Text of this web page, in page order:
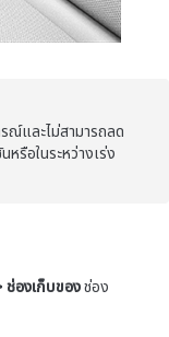
ณ์และไม่สามารถลด
รือในระหว่างเร่ง
ช่องเก็บของช่อง